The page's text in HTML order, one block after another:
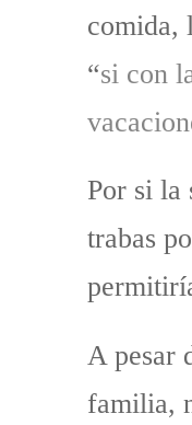
comida,
“si con
Por si la
trabas
A pesar
familia,